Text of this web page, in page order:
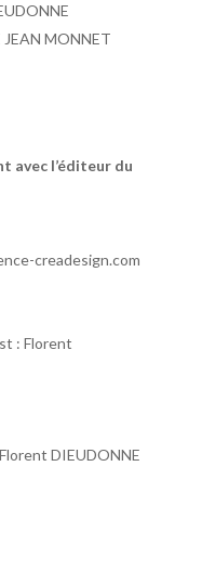
MONNET
avec l’éditeur du
creadesign.com
: Florent
DIEUDONNE